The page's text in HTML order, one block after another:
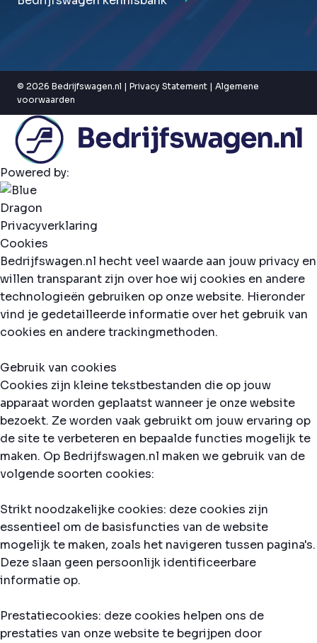
© 2026 Bedrijfswagen.nl | Privacy Statement | Algemene
voorwaarden
Powered by:
Privacyverklaring
Cookies
Bedrijfswagen.nl hecht veel waarde aan jouw privacy en
willen transparant zijn over hoe wij cookies en andere
technologieën gebruiken op onze website. Hieronder
vind je gedetailleerde informatie over het gebruik van
cookies en andere trackingmethoden.
Gebruik van cookies
Cookies zijn kleine tekstbestanden die op jouw
apparaat worden geplaatst wanneer je onze website
bezoekt. Ze worden vaak gebruikt om jouw ervaring op
de site te verbeteren en bepaalde functies mogelijk te
maken. Op Bedrijfswagen.nl maken we gebruik van de
volgende soorten cookies:
Strikt noodzakelijke cookies: deze cookies zijn
essentieel om de basisfuncties van de website
mogelijk te maken, zoals het navigeren tussen pagina's.
Deze slaan geen persoonlijk identificeerbare
informatie op.
Prestatiecookies: deze cookies helpen ons de
prestaties van onze website te begrijpen door